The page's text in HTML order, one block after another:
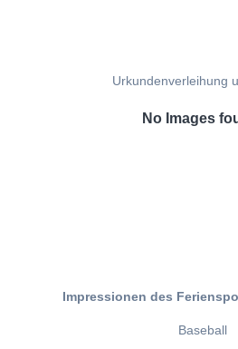
Urkundenverleihung
No Images
Impressionen des
Baseball